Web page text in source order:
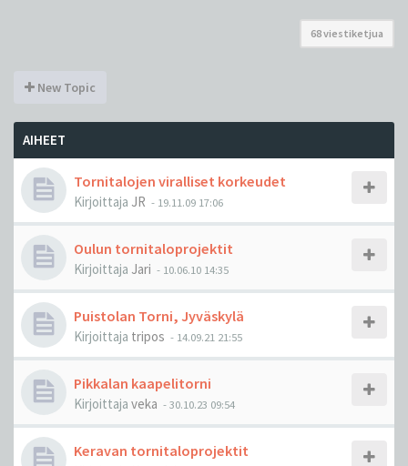
68 viestiketjua
New Topic
AIHEET
Tornitalojen viralliset korkeudet
Kirjoittaja JR - 19.11.09 17:06
Oulun tornitaloprojektit
Kirjoittaja Jari - 10.06.10 14:35
Puistolan Torni, Jyväskylä
Kirjoittaja tripos - 14.09.21 21:55
Pikkalan kaapelitorni
Kirjoittaja veka -30.10.23 09:54
Keravan tornitaloprojektit